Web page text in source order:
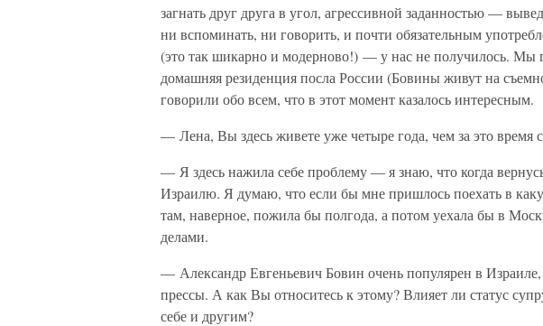
загнать друг друга в угол, агрессивной заданностью —
ни вспоминать, ни говорить, и почти обязательным
(это так шикарно и модерново!) — у нас не получилось. Мы
домашняя резиденция посла России (Бовины живут на
говорили обо всем, что в этот момент казалось интересным.
— Лена, Вы здесь живете уже четыре года, чем за это время
— Я здесь нажила себе проблему — я знаю, что когда
Израилю. Я думаю, что если бы мне пришлось поехать в
там, наверное, пожила бы полгода, а потом уехала бы в
делами.
— Александр Евгеньевич Бовин очень популярен в
прессы. А как Вы относитесь к этому? Влияет ли статус
себе и другим?